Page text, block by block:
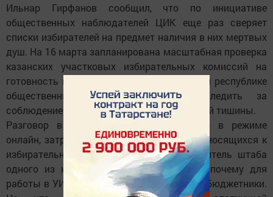
Ильнар Гирфанов сообщил, что по инициативе
общественных наблюдателей ЦИК еще раз сверяет
списки избирателей на предмет наличия в них мертвых
душ. На 16 марта запланирована масштабная проверка
казанских участковых избирательных комиссий на
готовность к выборам. А 17 марта по всей республике
общественные наблюдатели будут следить за
соблюдением требований Дня агитационной тишины.
Разговор в ходе ток-шоу, проходившего в режиме
онлайн, затронул и ряд других, но тоже относящихся к
избирательному процессу тем. Представитель штаба
одного из кандидатов поинтересовался, почему для
работы в УИКи привлекаются в основном бюджетники.